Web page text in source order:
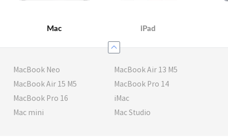
Mac iPad
MacBook Neo
MacBook Air 13 M5
MacBook Air 15 M5
MacBook Pro 14
MacBook Pro 16
iMac
Mac mini
Mac Studio